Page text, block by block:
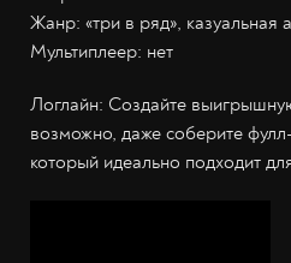
Жанр: «три в ряд», казуальная
Мультиплеер: нет
Логлайн: Создайте
возможно, даже соберите
который идеально подходит